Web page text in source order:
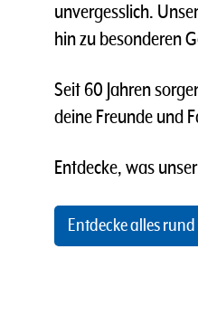
unvergesslich.
hin zu besonderen
Seit 60 Jahren
deine Freunde und
Entdecke, was
Entdecke alles